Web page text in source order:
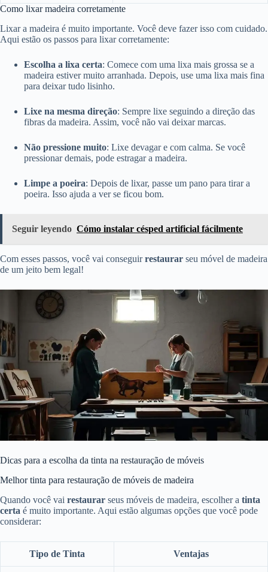
Como lixar madeira corretamente
Lixar a madeira é muito importante. Você deve fazer isso com cuidado.
Aqui estão os passos para lixar corretamente:
Escolha a lixa certa: Comece com uma lixa mais grossa se a
madeira estiver muito arranhada. Depois, use uma lixa mais fina
para deixar tudo lisinho.
Lixe na mesma direção: Sempre lixe seguindo a direção das
fibras da madeira. Assim, você não vai deixar marcas.
Não pressione muito: Lixe devagar e com calma. Se você
pressionar demais, pode estragar a madeira.
Limpe a poeira: Depois de lixar, passe um pano para tirar a
poeira. Isso ajuda a ver se ficou bom.
Seguir leyendo Cómo instalar césped artificial fácilmente
Com esses passos, você vai conseguirrestaurar seu móvel de madeira
de um jeito bem legal!
Dicas para a escolha da tinta na restauração de móveis
Melhor tinta para restauração de móveis de madeira
Quando você vai restaurar seus móveis de madeira, escolher a tinta
certa é muito importante. Aqui estão algumas opções que você pode
considerar:
Tipo de Tinta Ventajas